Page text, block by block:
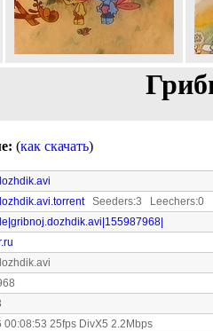
(как скачать)
Seeders:3 Leechers:0
00:08:53 25fps DivX5 2.2Mbps